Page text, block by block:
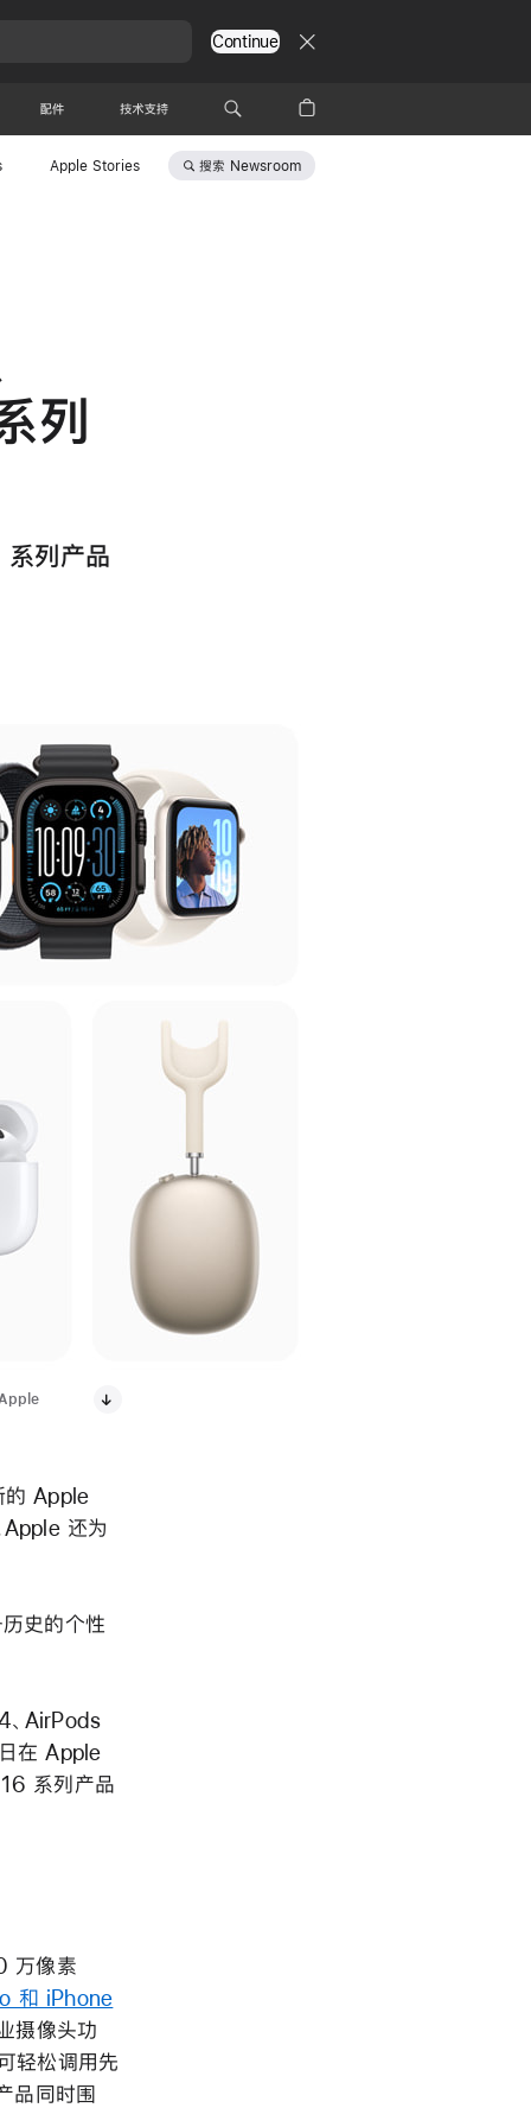
Continue
配件 技术支持
Apple Stories 搜索 Newsroom
列
列产品
Apple
还为
史的个性
AirPods
在 Apple
系列产品
万像素
和 iPhone
摄像头功
轻松调用先
品同时围